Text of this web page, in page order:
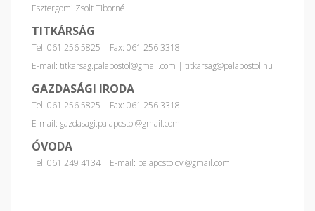
Esztergomi Zsolt Tiborné
TITKÁRSÁG
Tel: 061 256 5825 | Fax: 061 256 3318
E-mail: titkarsag.palapostol@gmail.com | titkarsag@palapostol.hu
GAZDASÁGI IRODA
Tel: 061 256 5825 | Fax: 061 256 3318
E-mail: gazdasagi.palapostol@gmail.com
ÓVODA
Tel: 061 249 4134 | E-mail: palapostolovi@gmail.com